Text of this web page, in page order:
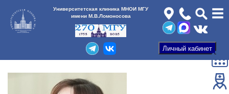
Университетская клиника МНОИ МГУ
имени М.В.Ломоносова